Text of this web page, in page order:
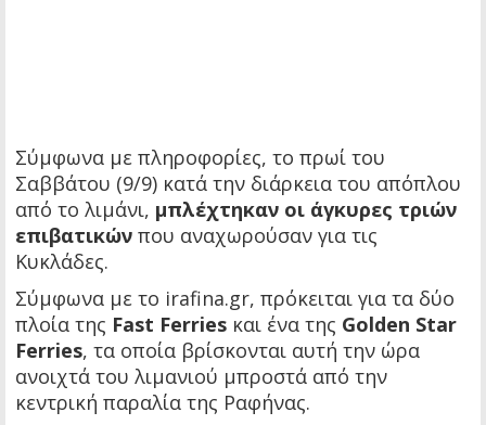
Σύμφωνα με πληροφορίες, το πρωί του
Σαββάτου (9/9) κατά την διάρκεια του απόπλου
από το λιμάνι, μπλέχτηκαν οι άγκυρες τριών
επιβατικών που αναχωρούσαν για τις
Κυκλάδες.
Σύμφωνα με το irafina.gr, πρόκειται για τα δύο
πλοία της Fast Ferries και ένα της Golden Star
Ferries, τα οποία βρίσκονται αυτή την ώρα
ανοιχτά του λιμανιού μπροστά από την
κεντρική παραλία της Ραφήνας.